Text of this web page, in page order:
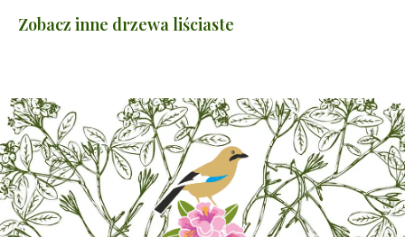
Zobacz inne drzewa liściaste